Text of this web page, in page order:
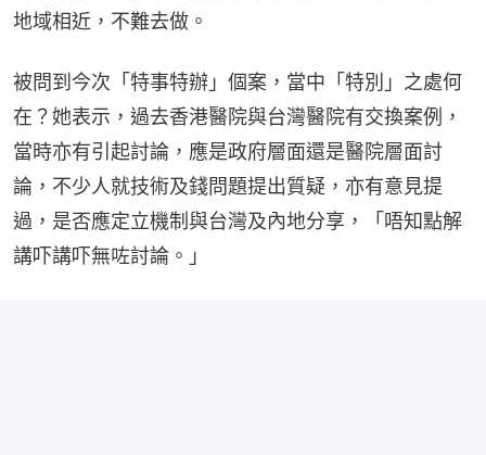
地域相近，不難去做。
被問到今次「特事特辦」個案，當中「特別」之處何
在？她表示，過去香港醫院與台灣醫院有交換案例，
當時亦有引起討論，應是政府層面還是醫院層面討
論，不少人就技術及錢問題提出質疑，亦有意見提
過，是否應定立機制與台灣及內地分享，「唔知點解
講吓講吓無咗討論。」